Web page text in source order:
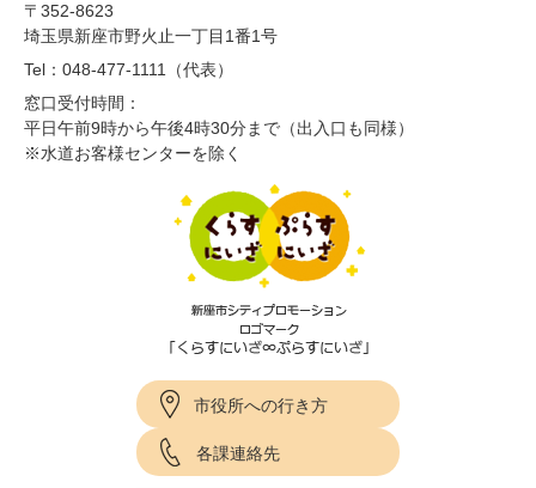
〒352-8623
埼玉県新座市野火止一丁目1番1号
Tel：048-477-1111（代表）
窓口受付時間：
平日午前9時から午後4時30分まで（出入口も同様）
※水道お客様センターを除く
市役所への行き方
各課連絡先